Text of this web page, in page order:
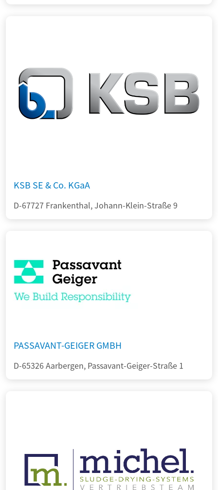
KSB SE & Co. KGaA
D-67727 Frankenthal, Johann-Klein-Straße 9
PASSAVANT-GEIGER GMBH
D-65326 Aarbergen, Passavant-Geiger-Straße 1